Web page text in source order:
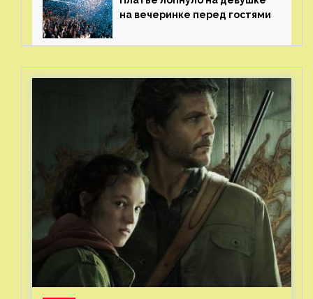
на вечеринке перед гостями